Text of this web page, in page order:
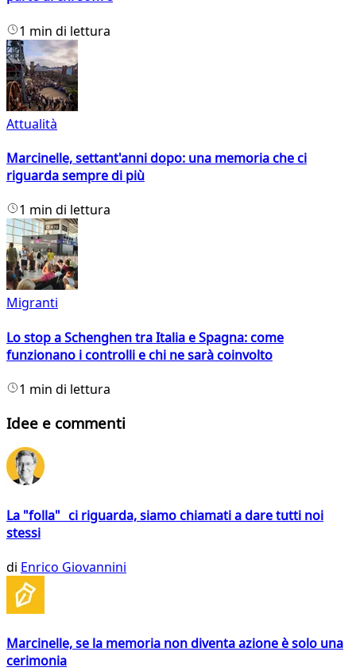
1 min di lettura
Attualità
Marcinelle, settant'anni dopo: una memoria che ci
riguarda sempre di più
1 min di lettura
Migranti
Lo stop a Schenghen tra Italia e Spagna: come
funzionano i controlli e chi ne sarà coinvolto
1 min di lettura
Idee e commenti
La "folla" ci riguarda, siamo chiamati a dare tutti noi
stessi
di Enrico Giovannini
Marcinelle, se la memoria non diventa azione è solo una
cerimonia